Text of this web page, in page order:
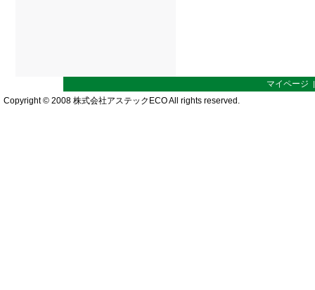
マイページ
Copyright © 2008 株式会社アステックECO All rights reserved.